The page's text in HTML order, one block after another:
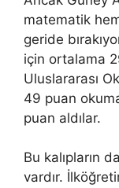
matematik
geride
için ortalama
Uluslararası
49 puan
puan aldılar.
Bu kalıpların
vardır.